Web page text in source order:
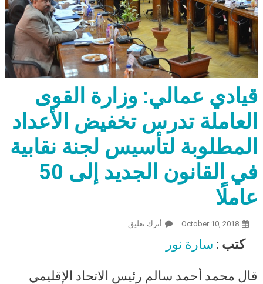
قيادي عمالي: وزارة القوى
العاملة تدرس تخفيض الأعداد
المطلوبة لتأسيس لجنة نقابية
في القانون الجديد إلى 50
عاملًا
October 10, 2018 أترك تعليق
كتب : سارة نور
قال محمد أحمد سالم رئيس الاتحاد الإقليمي